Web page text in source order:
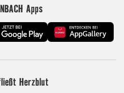
Apps
Herzblut